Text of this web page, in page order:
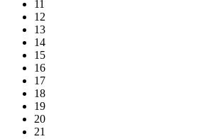
11
12
13
14
15
16
17
18
19
20
21